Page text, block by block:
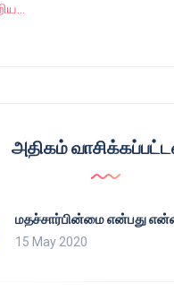
அதிகம்
மதச்சார்பின்மை என்பது
15 May 2020